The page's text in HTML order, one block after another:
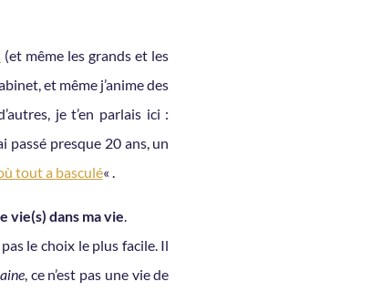
(et même les grands et les
et même j’anime des
je t’en parlais ici :
passé presque 20 ans, un
tout a basculé« .
vie(s) dans ma vie.
le choix le plus facile. Il
, ce n’est pas une vie de